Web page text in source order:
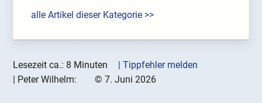
alle Artikel dieser Kategorie >>
Lesezeit ca.: 8 Minuten
| Tippfehler melden
| Peter Wilhelm: © 7. Juni 2026